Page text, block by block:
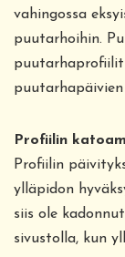
vahingossa
puutarhoihin.
puutarhapäivien
Profiilin
Profiilin
ylläpidon
siis ole
sivustolla, kun